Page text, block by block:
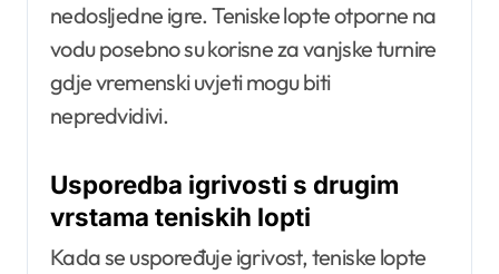
nedosljedne igre. Teniske lopte otporne na
vodu posebno su korisne za vanjske turnire
gdje vremenski uvjeti mogu biti
nepredvidivi.
Usporedba igrivosti s drugim
vrstama teniskih lopti
Kada se uspoređuje igrivost, teniske lopte